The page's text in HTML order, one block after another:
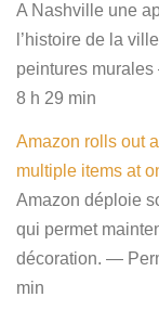
A Nashville une
l’histoire de la
peintures
8 h 29 min
Amazon rolls out
multiple items at
Amazon déploie
qui permet
décoration. —
min